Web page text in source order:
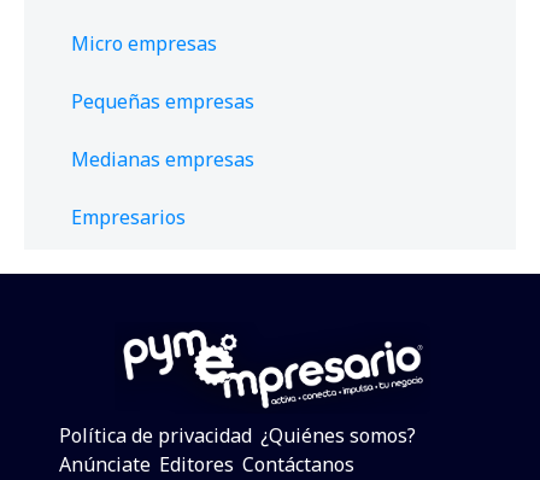
Micro empresas
Pequeñas empresas
Medianas empresas
Empresarios
Política de privacidad ¿Quiénes somos?
Anúnciate Editores Contáctanos